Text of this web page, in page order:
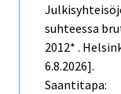
suhteessa
2012* .
6.8.2026].
Saantitapa: